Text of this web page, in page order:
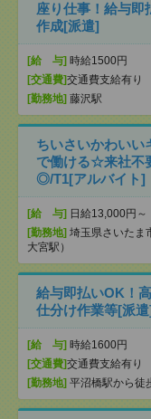
座り仕事！給与即
作成[派遣]
[給 与] 時給1500円
[交通費]交通費支給有り
[勤務地] 藤沢駅
ちいさいかわいい
で働ける☆来社不
◎/T1[アルバイト]
[給 与] 日給13,000円～
[勤務地] 埼玉県さいたま
大宮駅）
給与即払いOK！
仕分け作業等[派
[給 与] 時給1600円
[交通費]交通費支給有り
[勤務地] 平沼橋駅から徒